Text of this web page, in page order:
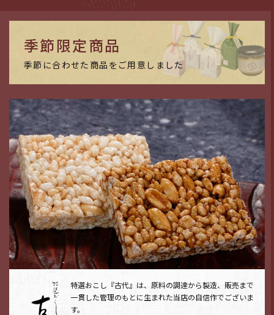
季節限定商品
季節に合わせた商品をご用意しました
特選おこし『古代』は、原料の調達から製造、販売まで
一貫した管理のもとに生まれた当店の自信作でございま
す。